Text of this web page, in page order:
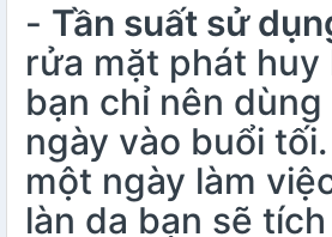
- Tần suất sử
rửa mặt phát huy
bạn chỉ nên dùng
ngày vào buổi
một ngày làm
làn da bạn sẽ